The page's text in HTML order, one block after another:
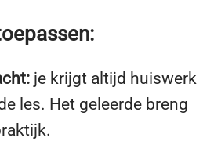
je krijgt altijd huiswerk
les. Het geleerde breng